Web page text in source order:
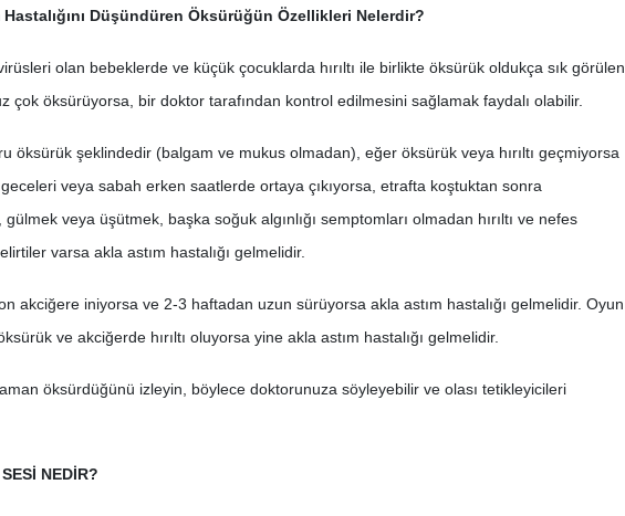
Hastalığını Düşündüren Öksürüğün Özellikleri Nelerdir?
olan bebeklerde ve küçük çocuklarda hırıltı ile birlikte öksürük oldukça sık görülen
çok öksürüyorsa, bir doktor tarafından kontrol edilmesini sağlamak faydalı olabilir.
öksürük şeklindedir (balgam ve mukus olmadan), eğer öksürük veya hırıltı geçmiyorsa
veya sabah erken saatlerde ortaya çıkıyorsa, etrafta koştuktan sonra
veya üşütmek, başka soğuk algınlığı semptomları olmadan hırıltı ve nefes
varsa akla astım hastalığı gelmelidir.
akciğere iniyorsa ve 2-3 haftadan uzun sürüyorsa akla astım hastalığı gelmelidir. Oyun
ve akciğerde hırıltı oluyorsa yine akla astım hastalığı gelmelidir.
öksürdüğünü izleyin, böylece doktorunuza söyleyebilir ve olası tetikleyicileri
NEDİR?